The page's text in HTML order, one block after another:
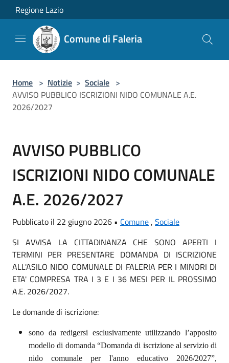
Salta al contenuto principale
Regione Lazio
Comune di Faleria
Home > Notizie > Sociale >
AVVISO PUBBLICO ISCRIZIONI NIDO COMUNALE A.E.
2026/2027
AVVISO PUBBLICO
ISCRIZIONI NIDO COMUNALE
A.E. 2026/2027
Pubblicato il 22 giugno 2026 • Comune, Sociale
SI AVVISA LA CITTADINANZA CHE SONO APERTI I
TERMINI PER PRESENTARE DOMANDA DI ISCRIZIONE
ALL'ASILO NIDO COMUNALE DI FALERIA PER I MINORI DI
ETA' COMPRESA TRA I 3 E I 36 MESI PER IL PROSSIMO
A.E. 2026/2027.
Le domande di iscrizione:
sono da redigersi esclusivamente utilizzando l’apposito
modello di domanda “Domanda di iscrizione al servizio di
nido
comunale per l'anno educativo
2026/2027”,